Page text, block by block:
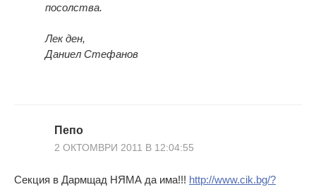
посолства.
Лек ден,
Даниел Стефанов
Пепо
2 ОКТОМВРИ 2011 В 12:04:55
Секция в Дармщад НЯМА да има!!! http://www.cik.bg/?